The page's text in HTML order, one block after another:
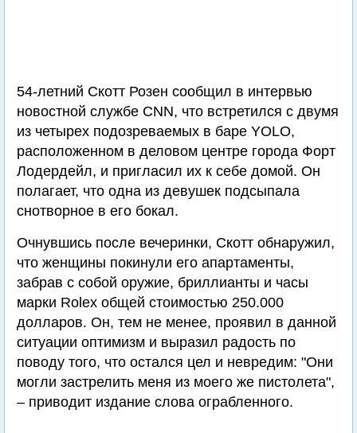
54-летний Скотт Розен сообщил в интервью
новостной службе CNN, что встретился с двумя
из четырех подозреваемых в баре YOLO,
расположенном в деловом центре города Форт
Лодердейл, и пригласил их к себе домой. Он
полагает, что одна из девушек подсыпала
снотворное в его бокал.
Очнувшись после вечеринки, Скотт обнаружил,
что женщины покинули его апартаменты,
забрав с собой оружие, бриллианты и часы
марки Rolex общей стоимостью 250.000
долларов. Он, тем не менее, проявил в данной
ситуации оптимизм и выразил радость по
поводу того, что остался цел и невредим: "Они
могли застрелить меня из моего же пистолета",
– приводит издание слова ограбленного.